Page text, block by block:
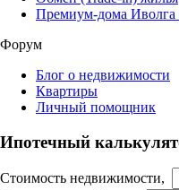
Премиум-дома Иволга
Форум
Блог о недвижимости
Квартиры
Личный помощник
Ипотечный
Стоимость недвижимости,